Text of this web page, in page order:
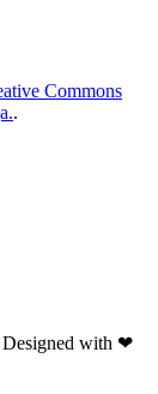
Commons
.
Designed with ❤